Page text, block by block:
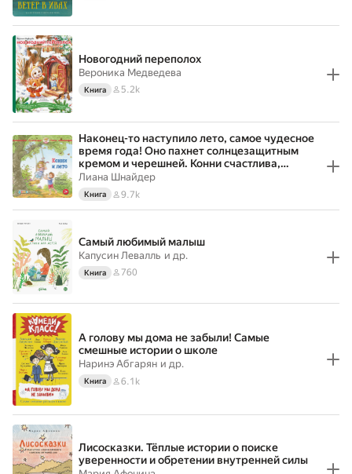
Новогодний переполох
Вероника Медведева
Книга 5.2k
Наконец-то наступило лето, самое чудесное
время года! Оно пахнет солнцезащитным
кремом и черешней. Конни счастлива,
потому что теперь она может ходить
босиком, купаться, кататься на водном
велосипеде с папой и мамой, ходить на
экскурсии, есть мороженое и
Лиана Шнайдер
Книга 9.7k
Самый любимый малыш
Капусин Левалль и др.
Книга 760
А голову мы дома не забыли! Самые
смешные истории о школе
Наринэ Абгарян и др.
Книга 6.1k
Лисосказки. Тёплые истории о поиске
уверенности и обретении внутренней силы